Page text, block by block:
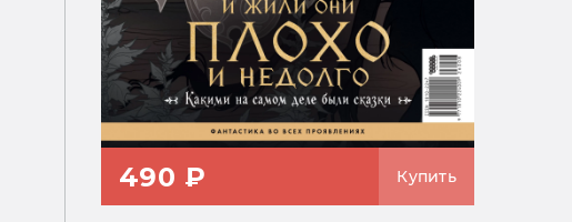
490 ₽ Купить